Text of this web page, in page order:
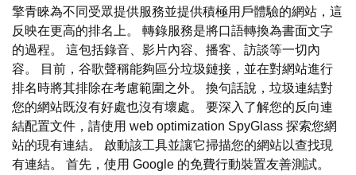
擎青睞為不同受眾提供服務並提供積極用戶體驗的網站，這
反映在更高的排名上。 轉錄服務是將口語轉換為書面文字
的過程。 這包括錄音、影片內容、播客、訪談等一切內
容。 目前，谷歌聲稱能夠區分垃圾鏈接，並在對網站進行
排名時將其排除在考慮範圍之外。 換句話說，垃圾連結對
您的網站既沒有好處也沒有壞處。 要深入了解您的反向連
結配置文件，請使用 web optimization SpyGlass 探索您網
站的現有連結。 啟動該工具並讓它掃描您的網站以查找現
有連結。 首先，使用 Google 的免費行動裝置友善測試。